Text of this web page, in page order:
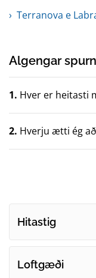
Terranova e
Algengar
1. Hver er heitasti
2. Hverju ætti ég
Hitastig
Loftgæði